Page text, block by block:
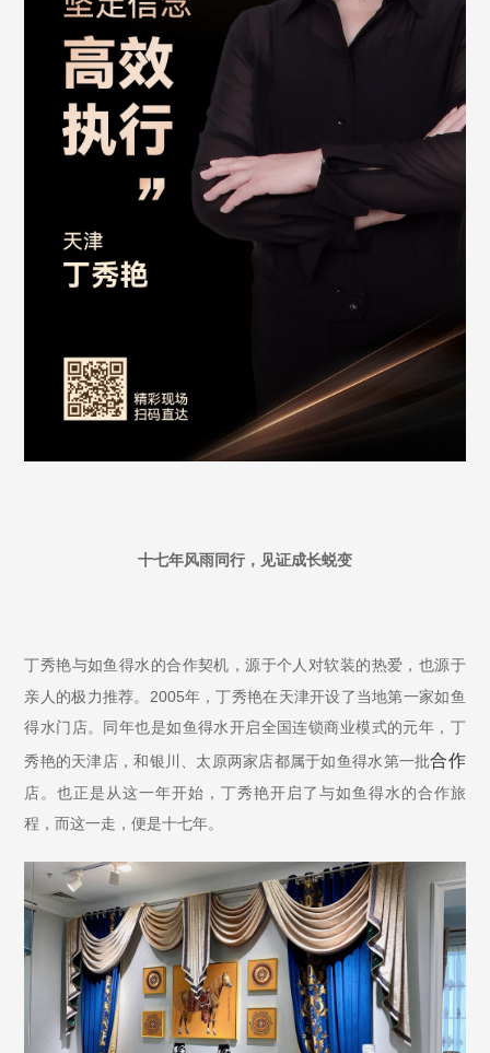
十七年风雨同行，见证成长蜕变
丁秀艳与如鱼得水的合作契机，源于个人对软装的热爱，也源于
亲人的极力推荐。 2005年，丁秀艳在天津开设了当地第一家如鱼
得水门店。同年也是如鱼得水开启全国连锁商业模式的元年，丁
秀艳的天津店，和银川、太原两家店都属于如鱼得水第一批合作
店。也正是从这一年开始，丁秀艳开启了与如鱼得水的合作旅
程，而这一走，便是十七年。